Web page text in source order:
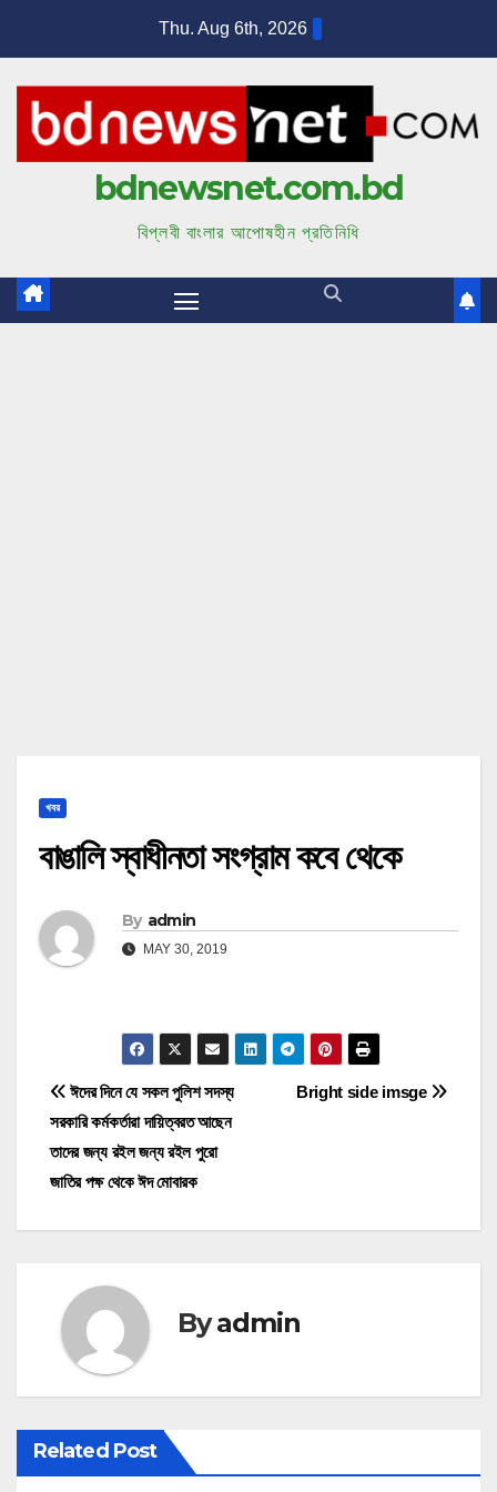
n
Thu. Aug 6th, 2026
bdnewsnet.com.bd
বিপ্লবী বাংলার আপোষহীন প্রতিনিধি
খবর
বাঙালি স্বাধীনতা সংগ্রাম কবে থেকে
By admin
MAY 30, 2019
P
o
s
t
a
v
g
Bright side imsge
ঈদের দিনে যে সকল পুলিশ সদস্য
সরকারি কর্মকর্তারা দায়িত্বরত আছেন
তাদের জন্য রইল জন্য রইল পুরো
জাতির পক্ষ থেকে ঈদ মোবারক
Byadmin
Related Post